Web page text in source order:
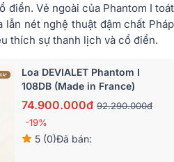
điển. Vẻ ngoài của Phantom I toát
lẫn nét nghệ thuật đậm chất Pháp
thích sự thanh lịch và cổ điển.
Loa DEVIALET Phantom I
108DB (Made in France)
74.900.000đ 92.290.000đ
-19%
5 (0)Đã bán: